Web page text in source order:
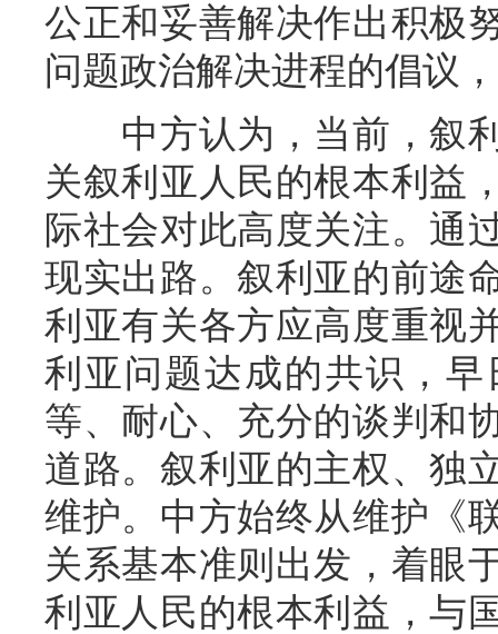
公正和妥善解决作出积极
问题政治解决进程的倡议
中方认为，当前，叙利
关叙利亚人民的根本利益
际社会对此高度关注。通
现实出路。叙利亚的前途
利亚有关各方应高度重视
利亚问题达成的共识，
等、耐心、充分的谈判和
道路。叙利亚的主权、独
维护。中方始终从维护《
关系基本准则出发，着眼
利亚人民的根本利益，与